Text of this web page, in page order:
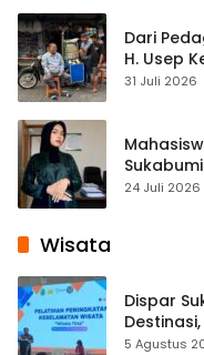
Dari
H. Usep
Cisaat
31 Juli 2026
24 Juli 2026
Wisata
Dispar
hingga
5 Agustus